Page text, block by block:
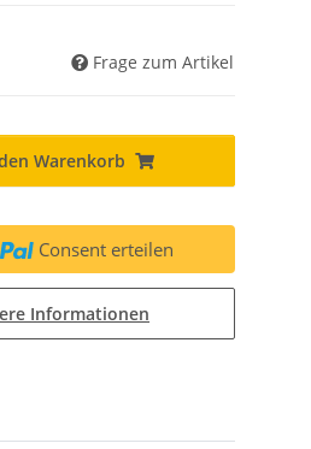
Frage zum Artikel
Warenkorb
Consent erteilen
Informationen